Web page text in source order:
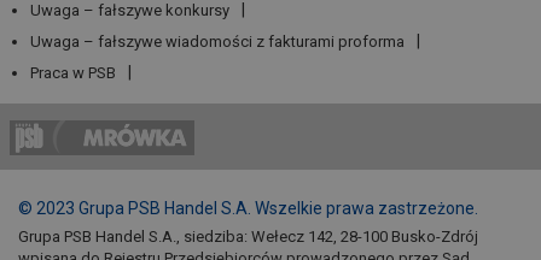
Uwaga – fałszywe konkursy
Uwaga – fałszywe wiadomości z fakturami proforma
Praca w PSB
© 2023 Grupa PSB Handel S.A. Wszelkie prawa zastrzeżone.
Grupa PSB Handel S.A., siedziba: Wełecz 142, 28-100 Busko-Zdrój